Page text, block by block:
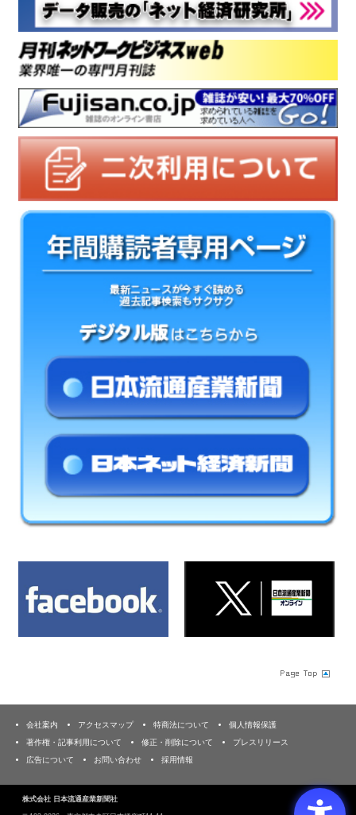
会社案内 アクセスマップ 特商法について
個人情報保護
著作権・記事利用について
修正・削除について
プレスリリース
広告について
お問い合わせ 採用情報
株式会社 日本流通産業新聞社